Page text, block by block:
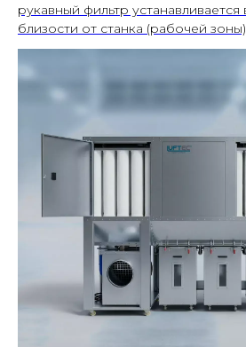
рукавный фильтр
близости от станка (рабочей зоны)